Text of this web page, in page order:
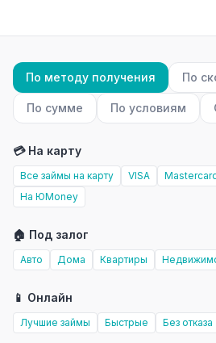
По методу получения По
По сумме По условиям
💳 На карту
Все займы на карту VISA
На ЮMoney
🏠 Под залог
Авто Дома Квартиры
📱 Онлайн
Лучшие займы Быстрые Без отказа